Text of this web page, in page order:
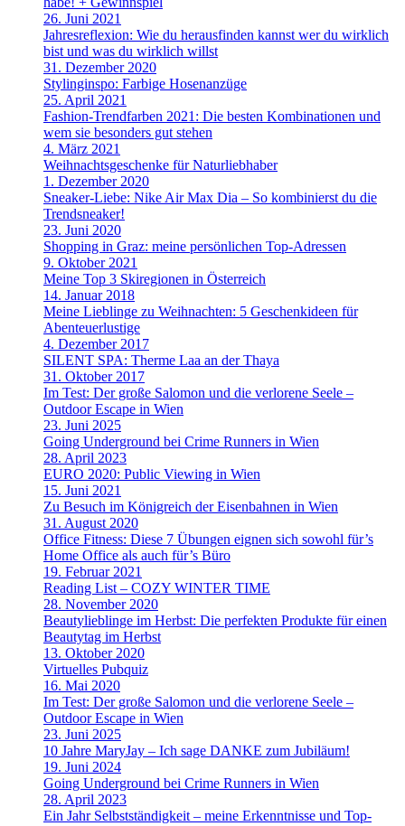
26. Juni 2021
Jahresreflexion: Wie du herausfinden kannst wer du wirklich
bist und was du wirklich willst
31. Dezember 2020
Stylinginspo: Farbige Hosenanzüge
25. April 2021
Fashion-Trendfarben 2021: Die besten Kombinationen und
wem sie besonders gut stehen
4. März 2021
Weihnachtsgeschenke für Naturliebhaber
1. Dezember 2020
Sneaker-Liebe: Nike Air Max Dia – So kombinierst du die
Trendsneaker!
23. Juni 2020
Shopping in Graz: meine persönlichen Top-Adressen
9. Oktober 2021
Meine Top 3 Skiregionen in Österreich
14. Januar 2018
Meine Lieblinge zu Weihnachten: 5 Geschenkideen für
Abenteuerlustige
4. Dezember 2017
SILENT SPA: Therme Laa an der Thaya
31. Oktober 2017
Im Test: Der große Salomon und die verlorene Seele –
Outdoor Escape in Wien
23. Juni 2025
Going Underground bei Crime Runners in Wien
28. April 2023
EURO 2020: Public Viewing in Wien
15. Juni 2021
Zu Besuch im Königreich der Eisenbahnen in Wien
31. August 2020
Office Fitness: Diese 7 Übungen eignen sich sowohl für’s
Home Office als auch für’s Büro
19. Februar 2021
Reading List – COZY WINTER TIME
28. November 2020
Beautylieblinge im Herbst: Die perfekten Produkte für einen
Beautytag im Herbst
13. Oktober 2020
Virtuelles Pubquiz
16. Mai 2020
Im Test: Der große Salomon und die verlorene Seele –
Outdoor Escape in Wien
23. Juni 2025
10 Jahre MaryJay – Ich sage DANKE zum Jubiläum!
19. Juni 2024
Going Underground bei Crime Runners in Wien
28. April 2023
Ein Jahr Selbstständigkeit – meine Erkenntnisse und Top-